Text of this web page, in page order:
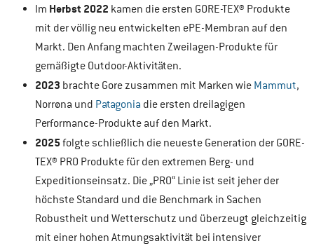
Im Herbst 2022 kamen die ersten GORE-TEX® Produkte
mit der völlig neu entwickelten ePE-Membran auf den
Markt. Den Anfang machten Zweilagen-Produkte für
gemäßigte Outdoor-Aktivitäten.
2023 brachte Gore zusammen mit Marken wie Mammut,
Norrøna und Patagonia die ersten dreilagigen
Performance-Produkte auf den Markt.
2025folgte schließlich die neueste Generation der GORE-
TEX® PRO Produkte für den extremen Berg- und
Expeditionseinsatz. Die „PRO“ Linie ist seit jeher der
höchste Standard und die Benchmark in Sachen
Robustheit und Wetterschutz und überzeugt gleichzeitig
mit einer hohen Atmungsaktivität bei intensiver